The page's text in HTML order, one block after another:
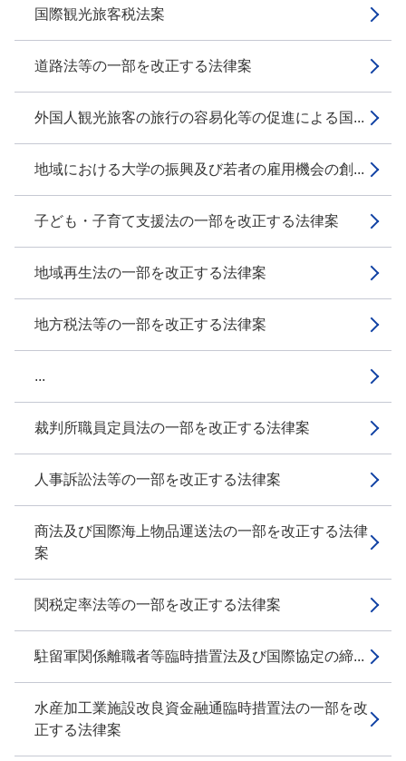
国際観光旅客税法案
道路法等の一部を改正する法律案
外国人観光旅客の旅行の容易化等の促進による国...
地域における大学の振興及び若者の雇用機会の創...
子ども・子育て支援法の一部を改正する法律案
地域再生法の一部を改正する法律案
地方税法等の一部を改正する法律案
...
裁判所職員定員法の一部を改正する法律案
人事訴訟法等の一部を改正する法律案
商法及び国際海上物品運送法の一部を改正する法律
案
関税定率法等の一部を改正する法律案
駐留軍関係離職者等臨時措置法及び国際協定の締...
水産加工業施設改良資金融通臨時措置法の一部を改
正する法律案